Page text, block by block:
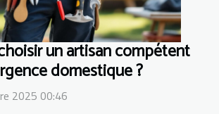
un artisan compétent
domestique ?
2025 00:46